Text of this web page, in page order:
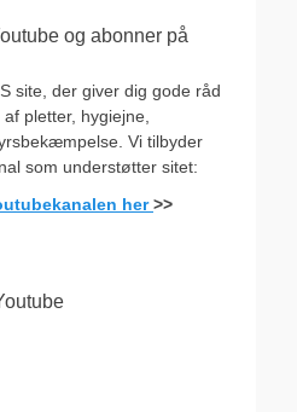
og abonner på
site, der giver dig gode råd
pletter, hygiejne,
Vi tilbyder
som understøtter sitet:
her>>